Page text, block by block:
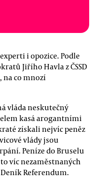
i opozice. Podle
Jiřího Havla z ČSSD
na co mnozí
vláda neskutečný
kasá arogantními
získali nejvíc peněz
vlády jsou
Peníze do Bruselu
víc nezaměstnaných
Referendum.